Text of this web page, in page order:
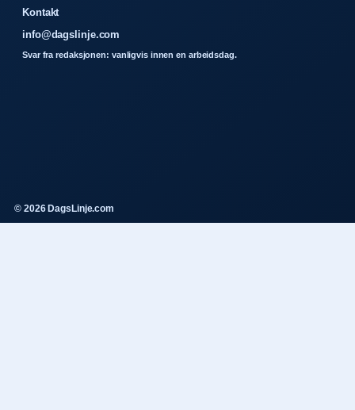
Kontakt
info@dagslinje.com
Svar fra redaksjonen: vanligvis innen en arbeidsdag.
© 2026 DagsLinje.com